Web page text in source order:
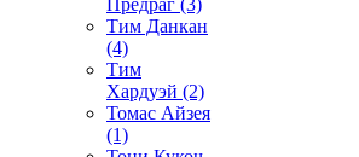
Тим Данкан
(4)
Тим
Хардуэй (2)
Томас Айзея
(1)